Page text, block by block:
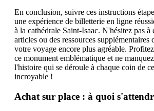
En conclusion, suivre ces instructions
une expérience de billetterie en ligne
à la cathédrale Saint-Isaac. N'hésitez pas à
articles ou des ressources supplémentaires
votre voyage encore plus agréable.
ce monument emblématique et ne
l'histoire qui se déroule à chaque coin de
incroyable !
Achat sur place : à quoi